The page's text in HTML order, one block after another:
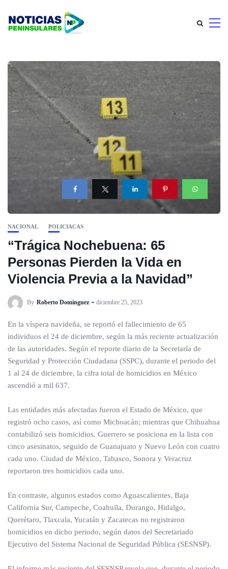
NACIONAL POLICIACAS
“Trágica Nochebuena: 65
Personas Pierden la Vida en
Violencia Previa a la Navidad”
By Roberto Dominguez diciembre 25, 2023
En la víspera navideña, se reportó el fallecimiento de 65
individuos el 24 de diciembre, según la más reciente actualización
de las autoridades. Según el reporte diario de la Secretaría de
Seguridad y Protección Ciudadana (SSPC), durante el periodo del
1 al 24 de diciembre, la cifra total de homicidios en México
ascendió a mil 637.
Las entidades más afectadas fueron el Estado de México, que
registró ocho casos, así como Michoacán; mientras que Chihuahua
contabilizó seis homicidios. Guerrero se posiciona en la lista con
cinco asesinatos, seguido de Guanajuato y Nuevo León con cuatro
cada uno. Ciudad de México, Tabasco, Sonora y Veracruz
reportaron tres homicidios cada uno.
En contraste, algunos estados como Aguascalientes, Baja
California Sur, Campeche, Coahuila, Durango, Hidalgo,
Querétaro, Tlaxcala, Yucatán y Zacatecas no registraron
homicidios en dicho periodo, según datos del Secretariado
Ejecutivo del Sistema Nacional de Seguridad Pública (SESNSP).